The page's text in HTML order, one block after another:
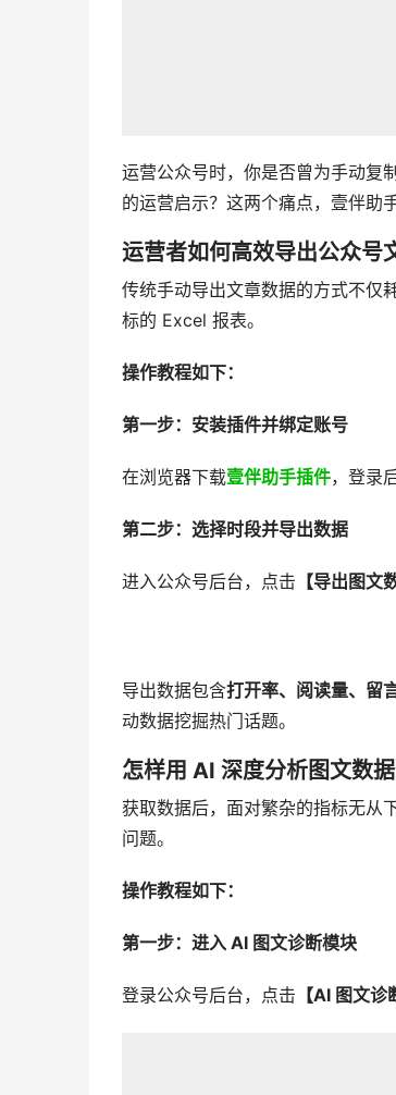
运营公众号时，你是否曾为手动复
的运营启示？这两个痛点，壹伴助
运营者如何高效导出公众号
传统手动导出文章数据的方式不仅
标的 Excel 报表。
操作教程如下：
第一步：安装插件并绑定账号
在浏览器下载壹伴助手插件，登录
第二步：选择时段并导出数据
进入公众号后台，点击 【导出图文
导出数据包含打开率、阅读量、留
动数据挖掘热门话题。
怎样用 AI 深度分析图文数据
获取数据后，面对繁杂的指标无从
问题。
操作教程如下：
第一步：进入 AI 图文诊断模块
登录公众号后台，点击 【AI 图文诊